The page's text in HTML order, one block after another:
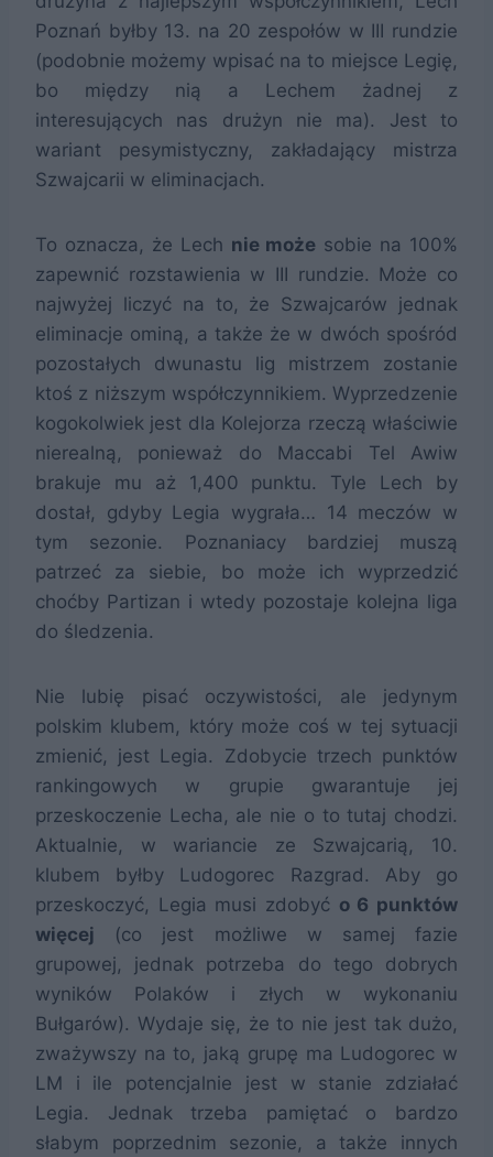
Poznań byłby 13. na 20 zespołów w III rundzie
(podobnie możemy wpisać na to miejsce Legię,
bo między nią a Lechem żadnej z
interesujących nas drużyn nie ma). Jest to
wariant pesymistyczny, zakładający mistrza
Szwajcarii w eliminacjach.
To oznacza, że Lech nie może sobie na 100%
zapewnić rozstawienia w III rundzie. Może co
najwyżej liczyć na to, że Szwajcarów jednak
eliminacje ominą, a także że w dwóch spośród
pozostałych dwunastu lig mistrzem zostanie
ktoś z niższym współczynnikiem. Wyprzedzenie
kogokolwiek jest dla Kolejorza rzeczą właściwie
nierealną, ponieważ do Maccabi Tel Awiw
brakuje mu aż 1,400 punktu. Tyle Lech by
dostał, gdyby Legia wygrała… 14 meczów w
tym sezonie. Poznaniacy bardziej muszą
patrzeć za siebie, bo może ich wyprzedzić
choćby Partizan i wtedy pozostaje kolejna liga
do śledzenia.
Nie lubię pisać oczywistości, ale jedynym
polskim klubem, który może coś w tej sytuacji
zmienić, jest Legia. Zdobycie trzech punktów
rankingowych w grupie gwarantuje jej
przeskoczenie Lecha, ale nie o to tutaj chodzi.
Aktualnie, w wariancie ze Szwajcarią, 10.
klubem byłby Ludogorec Razgrad. Aby go
przeskoczyć, Legia musi zdobyć o 6 punktów
więcej (co jest możliwe w samej fazie
grupowej, jednak potrzeba do tego dobrych
wyników Polaków i złych w wykonaniu
Bułgarów). Wydaje się, że to nie jest tak dużo,
zważywszy na to, jaką grupę ma Ludogorec w
LM i ile potencjalnie jest w stanie zdziałać
Legia. Jednak trzeba pamiętać o bardzo
słabym poprzednim sezonie, a także innych